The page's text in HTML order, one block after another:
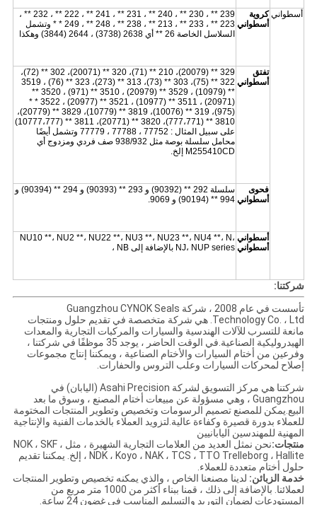
أسطواني كروية
أسطواني
239 ** ، 230 ** ، 240 ** ، 231 ** ، 241 ** ، 222 ** ، 232 ** ،
223 ** ، 233 ** ، 213 ** ، 238 ** ، 248 ** ، 249 * * وتشمل
السلاسل الخاصة 26 ** أي 2638 (3738) ، 2644 (3844) وهكذا
تفتق
أسطواني
329 ** (20079)، 210 ** (71)، 320 ** (20071)، 302 ** (72)،
322 ** (75)، 303 ** (73)، 313 ** (273)، 323 ** (76) ، 3519
** (10979) ، 3529 ** (20979) ، 3510 ** (971) ، 3520 **
(20971) ، 3511 ** (10977) ، 3521 ** (20977) ، 3522 * *
(975)، 319 ** (10076)، 3819 ** (10779)، 3829 ** (20779)،
3810 ** (777،771)، 3820 ** (20771)، 3811 ** (10777،777)
على سبيل المثال : 77752 ، 77788 ، 77779 وتشمل أيضًا
محامل سلسلة بوصة مثل 938/932 صف فردي ومزدوج أي
M255410CD إلخ.
فحوى
أسطواني
سلسلة 292 ** (90392) و 293 ** (90393) و 294 ** (90394) و
994 ** (90194) و 9069.
أسطواني
أسطواني
NU10 **، NU2 **، NU22 **، NU3 **، NU23 **، NU4 **، N،
NJ، NUP series بالإضافة إلى NB ،
شركتنا:
تأسست في عام 2008 ، شركة Guangzhou CYNOK Seals
Technology Co. ، Ltd. هي شركة متخصصة في تقديم حلول ومنتجات
مانعة للتسرب للآلات الهندسية والسيارات والمركبات التجارية والمعدات
الهيدروليكية الصناعية.في الوقت الحاضر ، يوجد 35 موظفًا في شركتنا ،
وفرعين من أختام السيارات والأختام الصناعية ، ويمكننا إنتاج مجموعات
إصلاح لمحركات السيارات وعلب التروس والحفارات.
شركتنا هي مركز التسويق لشركة Asahi Precision (اليابان) في
Guangzhou ، وهي مسؤولة عن مبيعات أختام المصنع ، وسوق ما بعد
البيع.يمكن للمصنع تصميم الرسومات وتخصيص وتطوير المنتجات المختومة
للعملاء بدورة قصيرة وكفاءة عالية.لتزويد العملاء بالخدمات الفنية والإنتاجية
المهنية للمهندسين اليابانيين
منتجات:
نحن نمثل العديد من العلامات التجارية الشهيرة ، مثل NOK ، SKF ،
NDK ، Koyo ، NAK ، TCS ، TTO Trelleborg ، Hallite ، إلخ. يمكننا تقديم
حلول أختام متعددة للعملاء.
خدمة الزبائن: لدينا مصنعنا الخاص ، والذي يمكنه تخصيص وتطوير المنتجات
لعملائنا. بالإضافة إلى ذلك ، قمنا ببناء أكثر من 1000 متر مربع من
المستودعات لضمان التوريد والتسليم المناسب في غضون 24 ساعة.